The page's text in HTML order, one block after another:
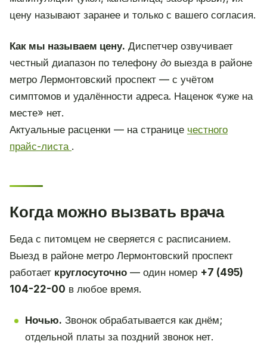
цену называют заранее и только с вашего согласия.
Как мы называем цену. Диспетчер озвучивает
честный диапазон по телефону до выезда в районе
метро Лермонтовский проспект — с учётом
симптомов и удалённости адреса. Наценок «уже на
месте» нет.
Актуальные расценки — на странице честного
прайс-листа .
Когда можно вызвать врача
Беда с питомцем не сверяется с расписанием.
Выезд в районе метро Лермонтовский проспект
работает круглосуточно — один номер +7 (495)
104-22-00 в любое время.
Ночью. Звонок обрабатывается как днём;
отдельной платы за поздний звонок нет.